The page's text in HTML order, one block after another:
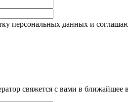
персональных данных и
свяжется с вами в ближайшее